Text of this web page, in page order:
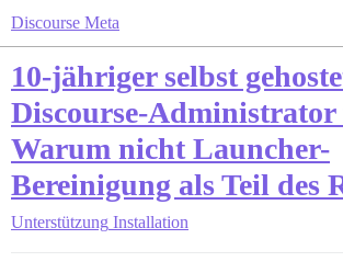
Discourse Meta
10-jähriger selbst
Discourse-
Warum nicht Launcher-
Bereinigung als Teil des
Unterstützung Installation